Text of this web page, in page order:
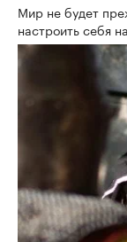
Мир не будет
настроить себя